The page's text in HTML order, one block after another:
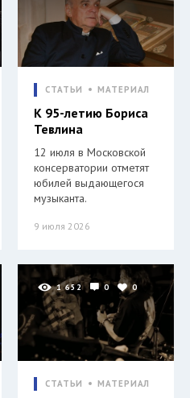
СТАТЬИ МАТЕРИАЛ
К 95-летию Бориса
Тевлина
12 июля в Московской
консерватории отметят
юбилей выдающегося
музыканта.
9 июля 2026
1 652 0 0
СТАТЬИ МАТЕРИАЛ